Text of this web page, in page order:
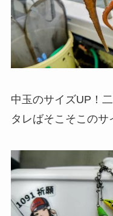
中玉のサイズUP！
タレばそこそこのサ